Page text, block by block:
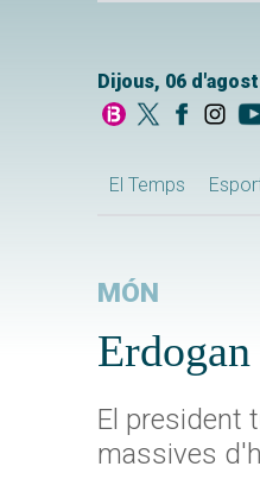
Dijous, 06
El Temps
MÓN
El president
massives